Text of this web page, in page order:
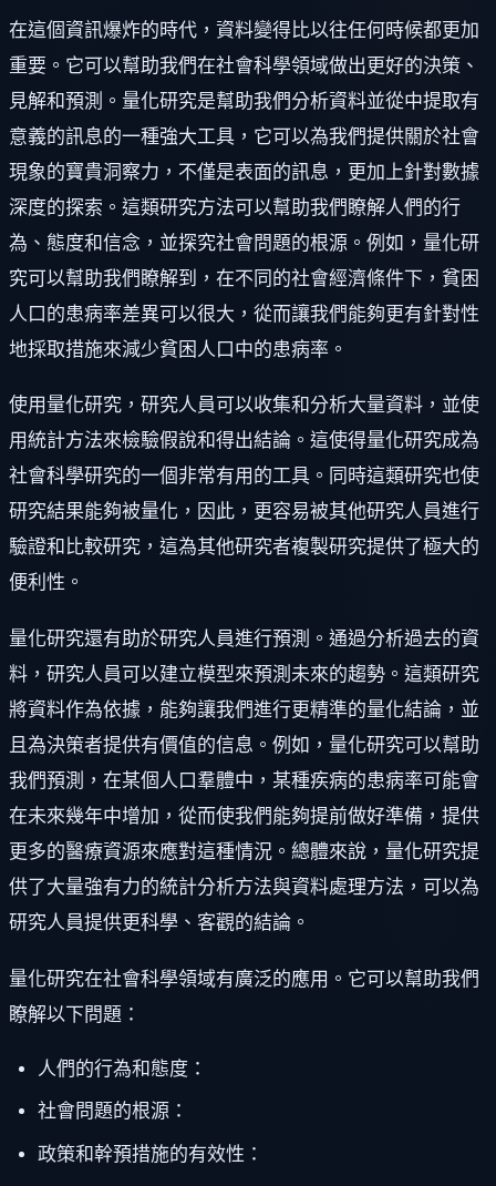
在這個資訊爆炸的時代，資料變得比以往任何時候都更加
重要。它可以幫助我們在社會科學領域做出更好的決策、
見解和預測。量化研究是幫助我們分析資料並從中提取有
意義的訊息的一種強大工具，它可以為我們提供關於社會
現象的寶貴洞察力，不僅是表面的訊息，更加上針對數據
深度的探索。這類研究方法可以幫助我們瞭解人們的行
為、態度和信念，並探究社會問題的根源。例如，量化研
究可以幫助我們瞭解到，在不同的社會經濟條件下，貧困
人口的患病率差異可以很大，從而讓我們能夠更有針對性
地採取措施來減少貧困人口中的患病率。
使用量化研究，研究人員可以收集和分析大量資料，並使
用統計方法來檢驗假說和得出結論。這使得量化研究成為
社會科學研究的一個非常有用的工具。同時這類研究也使
研究結果能夠被量化，因此，更容易被其他研究人員進行
驗證和比較研究，這為其他研究者複製研究提供了極大的
便利性。
量化研究還有助於研究人員進行預測。通過分析過去的資
料，研究人員可以建立模型來預測未來的趨勢。這類研究
將資料作為依據，能夠讓我們進行更精準的量化結論，並
且為決策者提供有價值的信息。例如，量化研究可以幫助
我們預測，在某個人口羣體中，某種疾病的患病率可能會
在未來幾年中增加，從而使我們能夠提前做好準備，提供
更多的醫療資源來應對這種情況。總體來說，量化研究提
供了大量強有力的統計分析方法與資料處理方法，可以為
研究人員提供更科學、客觀的結論。
量化研究在社會科學領域有廣泛的應用。它可以幫助我們
瞭解以下問題：
人們的行為和態度：
社會問題的根源：
政策和幹預措施的有效性：